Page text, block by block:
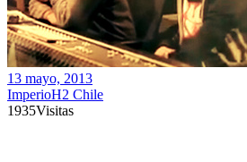
13 mayo, 2013
ImperioH2 Chile
1935Visitas